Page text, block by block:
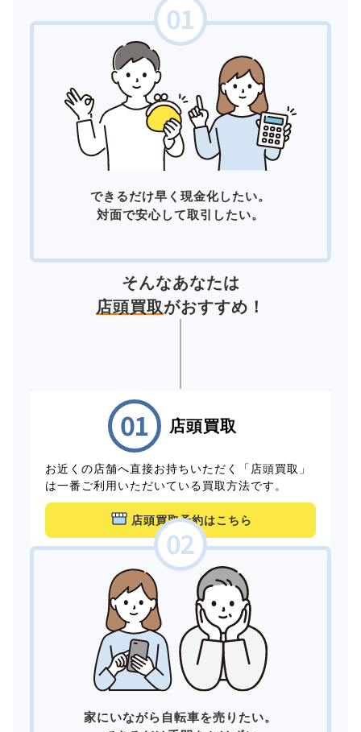
できるだけ早く現金化したい。
対面で安心して取引したい。
そんなあなたは
店頭買取がおすすめ！
店頭買取
お近くの店舗へ直接お持ちいただく「店頭買取」
は一番ご利用いただいている買取方法です。
店頭買取予約はこちら
家にいながら自転車を売りたい。